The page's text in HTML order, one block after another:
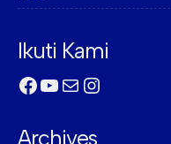
Ikuti Kami
Facebook
YouTube
MailInstagram
Archives